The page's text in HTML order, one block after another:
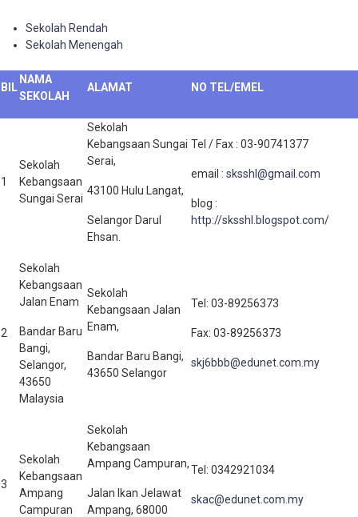
Sekolah Rendah
Sekolah Menengah
BIL
NAMA
SEKOLAH
ALAMAT NO TEL/EMEL
1
Sekolah
Kebangsaan
Sungai Serai
Sekolah
Kebangsaan Sungai
Serai,
43100 Hulu Langat,
Selangor Darul
Ehsan.
Tel / Fax : 03-90741377
email : sksshl@gmail.com
blog :
http://sksshl.blogspot.com/
2
Sekolah
Kebangsaan
Jalan Enam
Bandar Baru
Bangi,
Selangor,
43650
Malaysia
Sekolah
Kebangsaan Jalan
Enam,
Bandar Baru Bangi,
43650 Selangor
Tel: 03-89256373
Fax: 03-89256373
skj6bbb@edunet.com.my
3
Sekolah
Kebangsaan
Ampang
Campuran
Sekolah
Kebangsaan
Ampang Campuran,
Jalan Ikan Jelawat
Ampang, 68000
Tel: 0342921034
skac@edunet.com.my